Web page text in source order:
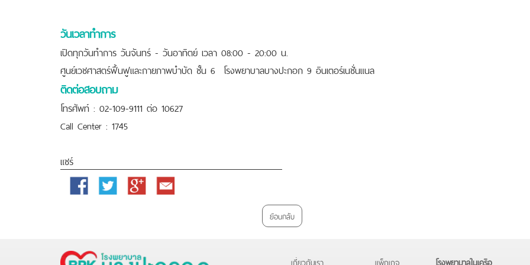
วันเวลาทำการ
เปิดทุกวันทำการ วันจันทร์ - วันอาทิตย์ เวลา 08:00 - 20:00 น.
ศูนย์เวชศาสตร์ฟื้นฟูและกายภาพบำบัด ชั้น 6 โรงพยาบาลบางปะกอก 9 อินเตอร์เนชั่นแนล
ติดต่อสอบถาม
โทรศัพท์ : 02-109-9111 ต่อ 10627
Call Center : 1745
แชร์
Facebook Twitter
Google
Email
ย้อนกลับ
เกี่ยวกับเรา แพ็กเกจ โรงพยาบาลในเครือ